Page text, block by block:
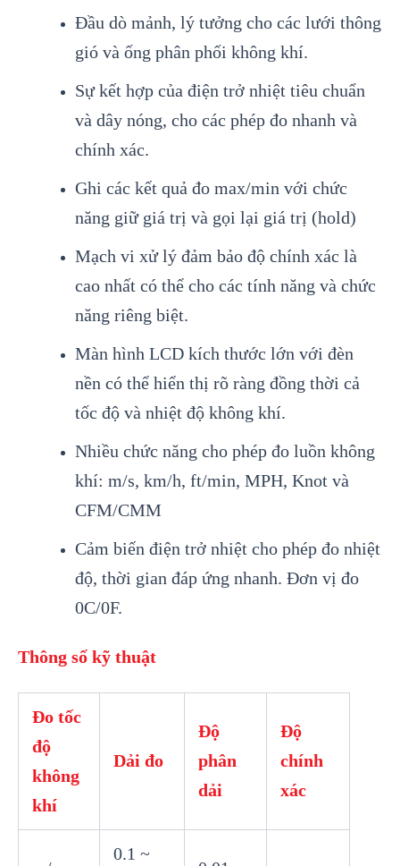
Đầu dò mảnh, lý tưởng cho các lưới thông
gió và ống phân phối không khí.
Sự kết hợp của điện trở nhiệt tiêu chuẩn
và dây nóng, cho các phép đo nhanh và
chính xác.
Ghi các kết quả đo max/min với chức
năng giữ giá trị và gọi lại giá trị (hold)
Mạch vi xử lý đảm bảo độ chính xác là
cao nhất có thể cho các tính năng và chức
năng riêng biệt.
Màn hình LCD kích thước lớn với đèn
nền có thể hiển thị rõ ràng đồng thời cả
tốc độ và nhiệt độ không khí.
Nhiều chức năng cho phép đo luồn không
khí: m/s, km/h, ft/min, MPH, Knot và
CFM/CMM
Cảm biến điện trở nhiệt cho phép đo nhiệt
độ, thời gian đáp ứng nhanh. Đơn vị đo
0C/0F.
Thông số kỹ thuật
Đo tốc
độ
không
khí
Dải đo
Độ
phân
dải
Độ
chính
xác
0.1 ~